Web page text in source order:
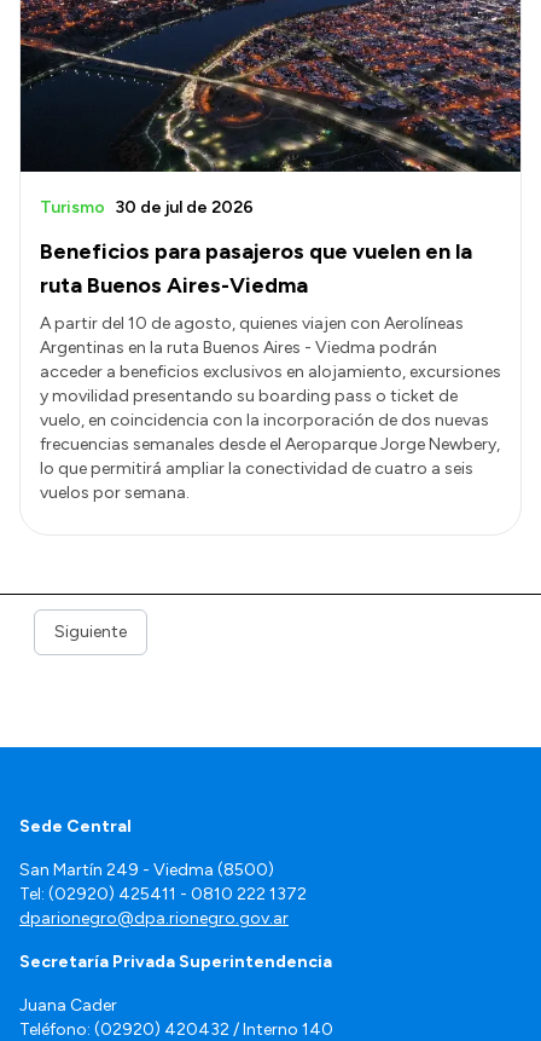
Beneficios para pasajeros que vuelen en la
ruta Buenos Aires-Viedma
Turismo 30 de jul de 2026
A partir del 10 de agosto, quienes viajen con Aerolíneas
Argentinas en la ruta Buenos Aires - Viedma podrán
acceder a beneficios exclusivos en alojamiento, excursiones
y movilidad presentando su boarding pass o ticket de
vuelo, en coincidencia con la incorporación de dos nuevas
frecuencias semanales desde el Aeroparque Jorge Newbery,
lo que permitirá ampliar la conectividad de cuatro a seis
vuelos por semana.
Siguiente
Sede Central
San Martín 249 - Viedma (8500)
Tel: (02920) 425411 - 0810 222 1372
dparionegro@dpa.rionegro.gov.ar
Secretaría Privada Superintendencia
Juana Cader
Teléfono: (02920) 420432 / Interno 140